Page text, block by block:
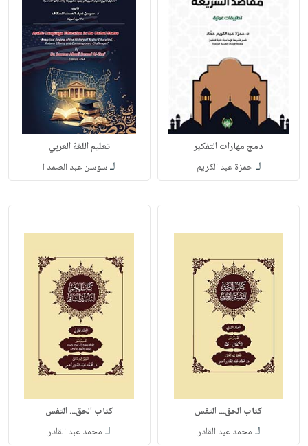
دمج مهارات التفكير
لـحمزة عبد الكريم
تعليم اللغة العربي
لـسوسن عبد الصمد ا
كتاب الحق... التفس
لـ محمد عبد القادر
كتاب الحق... التفس
لـ محمد عبد القادر